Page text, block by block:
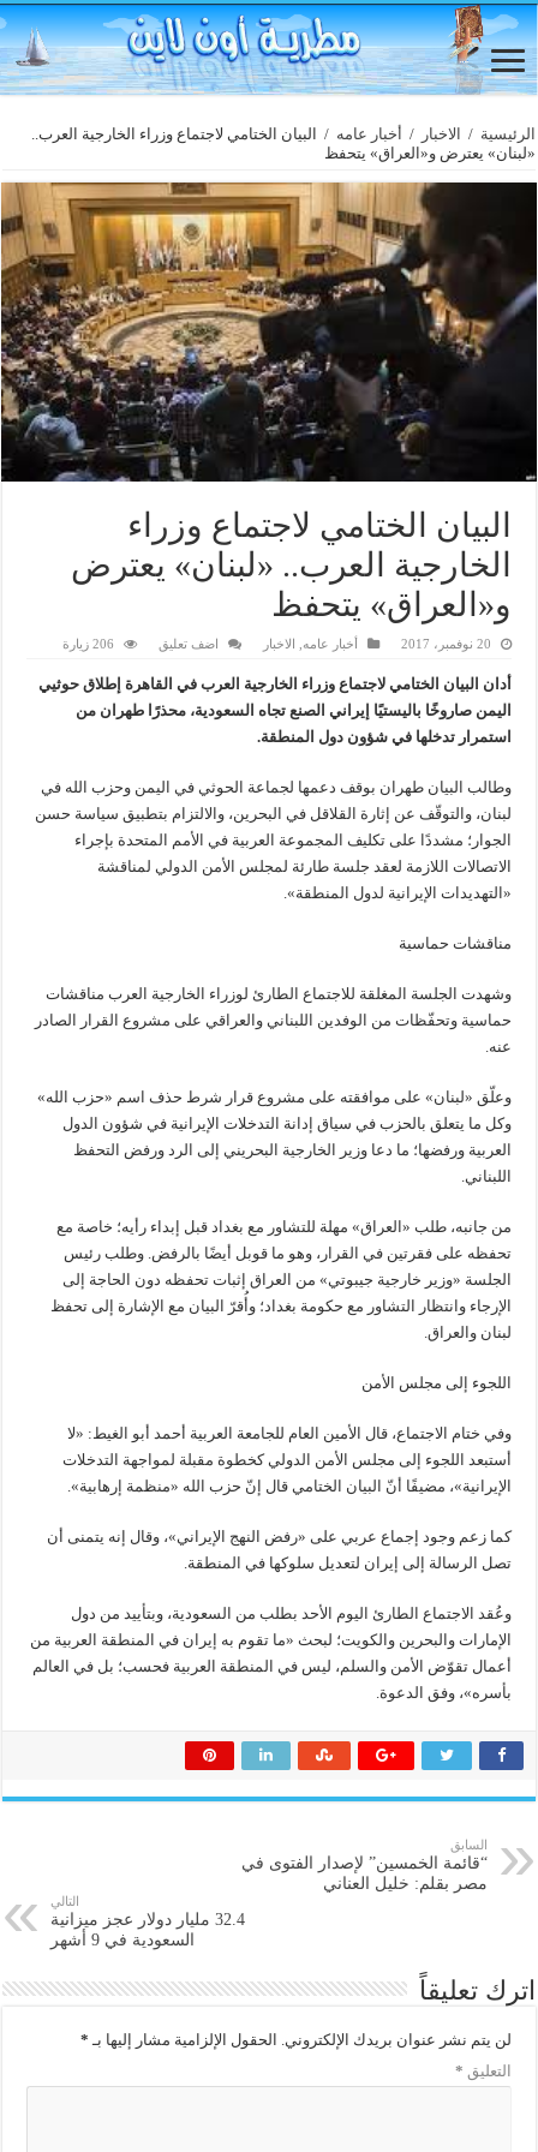
الرئيسية / الاخبار / أخبار عامه / البيان الختامي لاجتماع وزراء الخارجية العرب..
«لبنان» يعترض و«العراق» يتحفظ
البيان الختامي لاجتماع وزراء
الخارجية العرب.. «لبنان» يعترض
و«العراق» يتحفظ
20 نوفمبر، 2017 أخبار عامه الاخبار اضف تعليق 206 زيارة
أدان البيان الختامي لاجتماع وزراء الخارجية العرب في القاهرة إطلاق حوثيي
اليمن صاروخًا باليستيًا إيراني الصنع تجاه السعودية، محذرًا طهران من
استمرار تدخلها في شؤون دول المنطقة.
وطالب البيان طهران بوقف دعمها لجماعة الحوثي في اليمن وحزب الله في
لبنان، والتوقّف عن إثارة القلاقل في البحرين، والالتزام بتطبيق سياسة حسن
الجوار؛ مشددًا على تكليف المجموعة العربية في الأمم المتحدة بإجراء
الاتصالات اللازمة لعقد جلسة طارئة لمجلس الأمن الدولي لمناقشة
«التهديدات الإيرانية لدول المنطقة».
مناقشات حماسية
وشهدت الجلسة المغلقة للاجتماع الطارئ لوزراء الخارجية العرب مناقشات
حماسية وتحفّظات من الوفدين اللبناني والعراقي على مشروع القرار الصادر
عنه.
وعلّق «لبنان» على موافقته على مشروع قرار شرط حذف اسم «حزب الله»
وكل ما يتعلق بالحزب في سياق إدانة التدخلات الإيرانية في شؤون الدول
العربية ورفضها؛ ما دعا وزير الخارجية البحريني إلى الرد ورفض التحفظ
اللبناني.
من جانبه، طلب «العراق» مهلة للتشاور مع بغداد قبل إبداء رأيه؛ خاصة مع
تحفظه على فقرتين في القرار، وهو ما قوبل أيضًا بالرفض. وطلب رئيس
الجلسة «وزير خارجية جيبوتي» من العراق إثبات تحفظه دون الحاجة إلى
الإرجاء وانتظار التشاور مع حكومة بغداد؛ وأُقرّ البيان مع الإشارة إلى تحفظ
لبنان والعراق.
اللجوء إلى مجلس الأمن
وفي ختام الاجتماع، قال الأمين العام للجامعة العربية أحمد أبو الغيط: «لا
أستبعد اللجوء إلى مجلس الأمن الدولي كخطوة مقبلة لمواجهة التدخلات
الإيرانية»، مضيفًا أنّ البيان الختامي قال إنّ حزب الله «منظمة إرهابية».
كما زعم وجود إجماع عربي على «رفض النهج الإيراني»، وقال إنه يتمنى أن
تصل الرسالة إلى إيران لتعديل سلوكها في المنطقة.
وعُقد الاجتماع الطارئ اليوم الأحد بطلب من السعودية، وبتأييد من دول
الإمارات والبحرين والكويت؛ لبحث «ما تقوم به إيران في المنطقة العربية من
أعمال تقوّض الأمن والسلم، ليس في المنطقة العربية فحسب؛ بل في العالم
بأسره»، وفق الدعوة.
السابق
“قائمة الخمسين” لإصدار الفتوى في
مصر بقلم: خليل العناني
التالي
32.4 مليار دولار عجز ميزانية
السعودية في 9 أشهر
اترك تعليقاً
لن يتم نشر عنوان بريدك الإلكتروني. الحقول الإلزامية مشار إليها بـ *
التعليق *